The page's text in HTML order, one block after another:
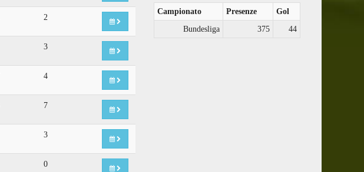
2
3
4
7
3
0
Campionato Presenze
Gol
Bundesliga
375 44